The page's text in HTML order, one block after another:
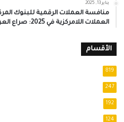
يناير 13, 2025
العملات اللامركزية في 2025: صراع العروش الرقمية
الأقسام
819
247
192
124